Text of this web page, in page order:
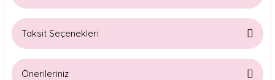
Taksit Seçenekleri
Önerileriniz